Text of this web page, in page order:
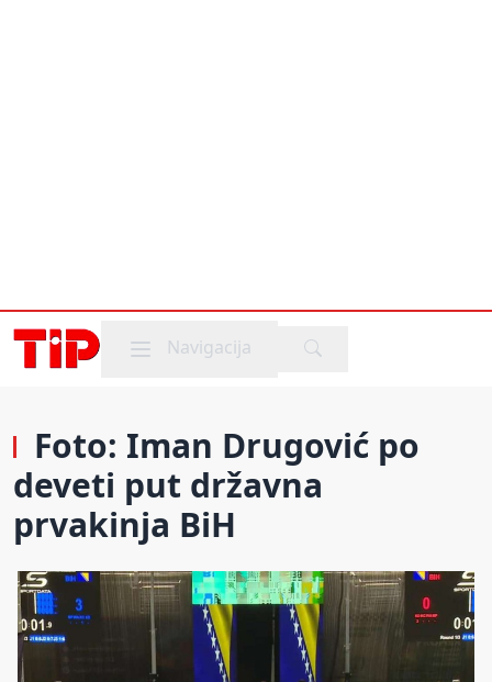
Mobile menu
Navigacija
Foto: Iman Drugović po
deveti put državna
prvakinja BiH